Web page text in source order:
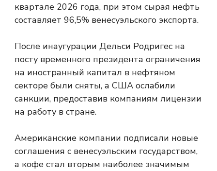
квартале 2026 года, при этом сырая нефть
составляет 96,5% венесуэльского экспорта.
После инаугурации Дельси Родригес на
посту временного президента ограничения
на иностранный капитал в нефтяном
секторе были сняты, а США ослабили
санкции, предоставив компаниям лицензии
на работу в стране.
Американские компании подписали новые
соглашения с венесуэльским государством,
а кофе стал вторым наиболее значимым